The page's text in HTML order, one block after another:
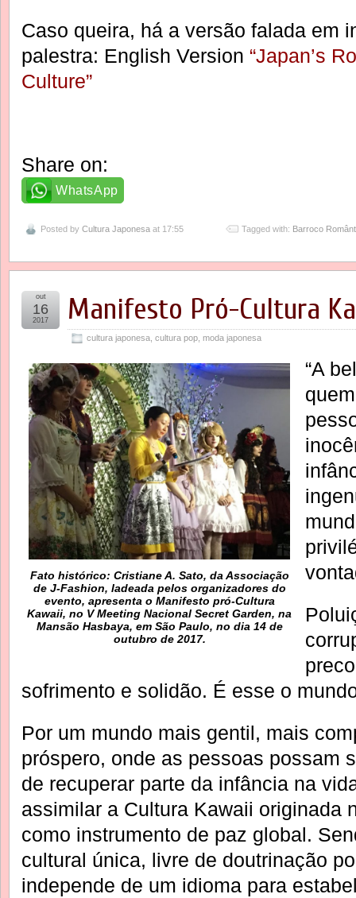
Caso queira, há a versão falada em
palestra: English Version “Japan’s
Culture”
Share on:
WhatsApp
Posted by Cultura Japonesa at 17:55 Tagged with: Barroco
Manifesto Pró-Cultura
cultura japonesa cultura pop moda japonesa
out
16
2017
Fato histórico: Cristiane A. Sato, da Associação
de J-Fashion, ladeada pelos organizadores do
evento, apresenta o Manifesto pró-Cultura
Kawaii, no V Meeting Nacional Secret Garden, na
Mansão Hasbaya, em São Paulo, no dia 14 de
outubro de 2017.
“A
sofrimento e solidão. É esse o
Por um mundo mais gentil, mais
próspero, onde as pessoas possam
de recuperar parte da infância na
assimilar a Cultura Kawaii originada
como instrumento de paz global.
cultural única, livre de doutrinação
independe de um idioma para